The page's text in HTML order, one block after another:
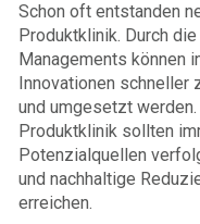
Schon oft entstanden
Produktklinik. Durch
Managements können
Innovationen schneller
und umgesetzt
Produktklinik sollten
Potenzialquellen
und nachhaltige
erreichen.